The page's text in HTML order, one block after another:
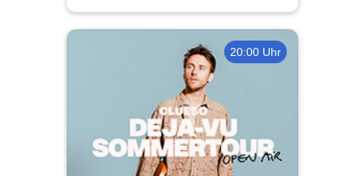
20:00 Uhr